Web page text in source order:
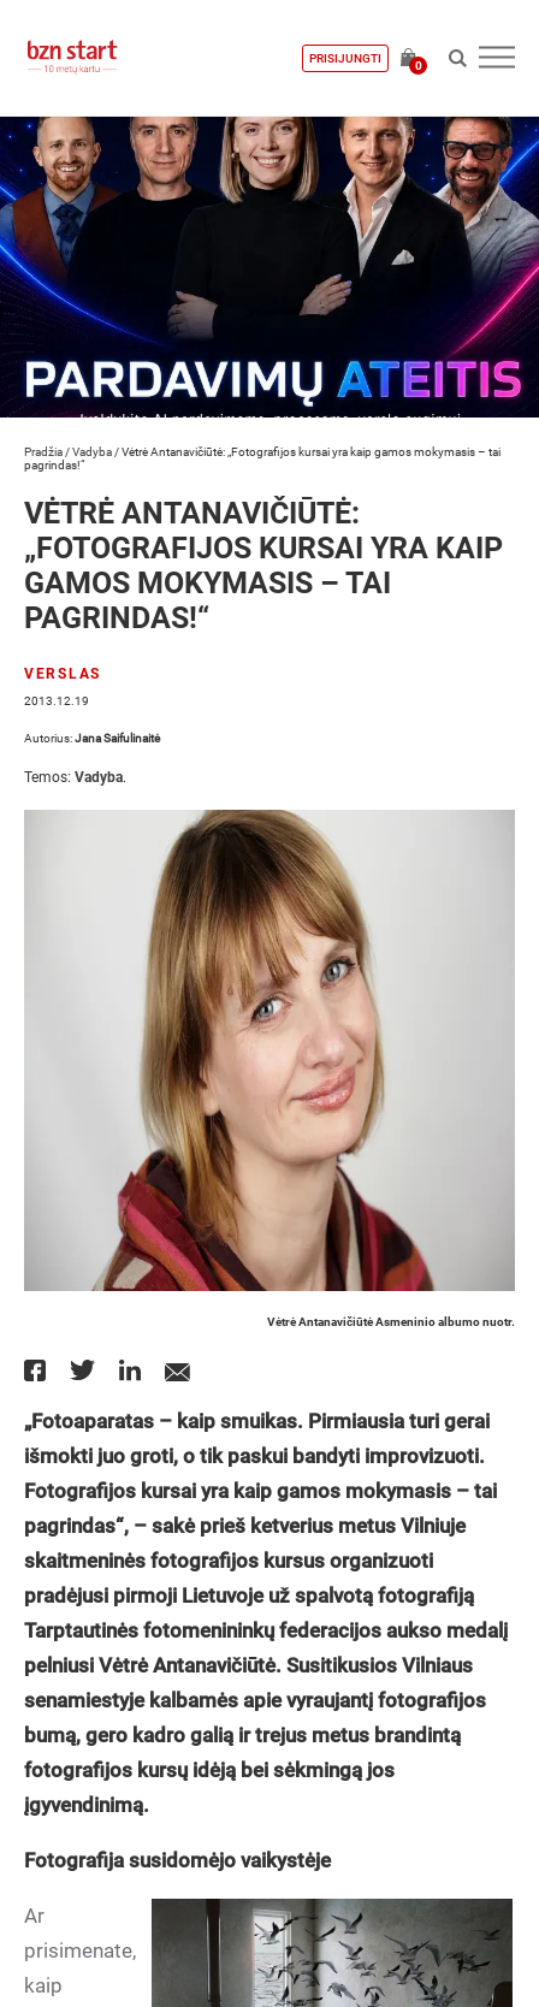
PRISIJUNGTI
0
Pradžia /Vadyba /Vėtrė Antanavičiūtė: „Fotografijos kursai yra kaip gamos mokymasis – tai
pagrindas!“
VĖTRĖ ANTANAVIČIŪTĖ:
„FOTOGRAFIJOS KURSAI YRA KAIP
GAMOS MOKYMASIS – TAI
PAGRINDAS!“
VERSLAS
2013.12.19
Autorius:Jana Saifulinaitė
Temos: Vadyba.
Vėtrė Antanavičiūtė Asmeninio albumo nuotr.
„Fotoaparatas – kaip smuikas. Pirmiausia turi gerai
išmokti juo groti, o tik paskui bandyti improvizuoti.
Fotografijos kursai yra kaip gamos mokymasis – tai
pagrindas“, – sakė prieš ketverius metus Vilniuje
skaitmeninės fotografijos kursus organizuoti
pradėjusi pirmoji Lietuvoje už spalvotą fotografiją
Tarptautinės fotomenininkų federacijos aukso medalį
pelniusi Vėtrė Antanavičiūtė. Susitikusios Vilniaus
senamiestyje kalbamės apie vyraujantį fotografijos
bumą, gero kadro galią ir trejus metus brandintą
fotografijos kursų idėją bei sėkmingą jos
įgyvendinimą.
Fotografija susidomėjo vaikystėje
Ar
prisimenate,
kaip